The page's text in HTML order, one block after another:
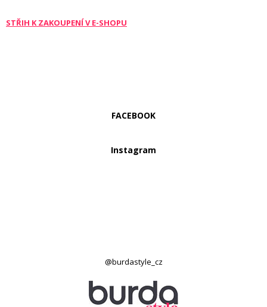
STŘIH K ZAKOUPENÍ V E-SHOPU
FACEBOOK
Instagram
@burdastyle_cz